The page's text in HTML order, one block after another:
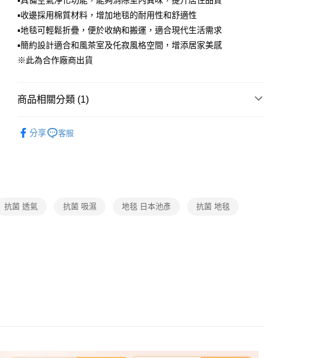
無法說明評估內容。
【繳款方式說明】
1.分期款項不併入電信帳單，「大哥付你分期」於每月結算日後寄送繳費提
醒簡訊。
2.透過簡訊連結打開帳單後，可選擇「超商條碼／台灣大直營門市／銀行轉
帳／街口支付／iPASS MONEY」等通路繳費。
1.本服務係由「台灣大哥大股份有限公司」（以下簡稱本公司）所提供，讓
用戶於交易時，得透過本服務購買商品或服務，並由商店將買賣／分期付
資料（包含姓名、電話或地址）提供予台灣大哥大進項蒐集、處理及利
每筆NT$150，滿NT$299(含以上)免運費
▪收邊採用棉質材料，增加地毯的耐用性和舒適性
▪地毯可輕鬆折疊，便於收納和搬運，適合現代生活需求
▪簡約設計適合和風茶室及仛寂風格空間，增添居家美感
※此為合作廠商出貨
商品相關分類 (1)
分享
客服
抗菌 透氣 抗菌 吸濕 地毯 日本池彥 抗菌 地毯